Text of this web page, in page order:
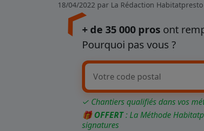
18/04/2022 par La Rédaction Habitatpresto
+ de 35 000 pros ont
Pourquoi pas vous ?
✓ Chantiers qualifiés dans vos
🎁OFFERT: La Méthode
signatures